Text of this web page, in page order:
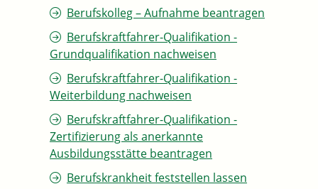
Berufskolleg – Aufnahme beantragen
Berufskraftfahrer-Qualifikation -
Grundqualifikation nachweisen
Berufskraftfahrer-Qualifikation -
Weiterbildung nachweisen
Berufskraftfahrer-Qualifikation -
Zertifizierung als anerkannte
Ausbildungsstätte beantragen
Berufskrankheit feststellen lassen